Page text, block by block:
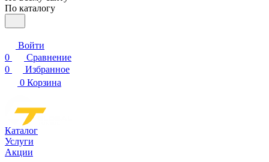
По каталогу
Войти
0
Сравнение
0
Избранное
0 Корзина
Каталог
Услуги
Акции